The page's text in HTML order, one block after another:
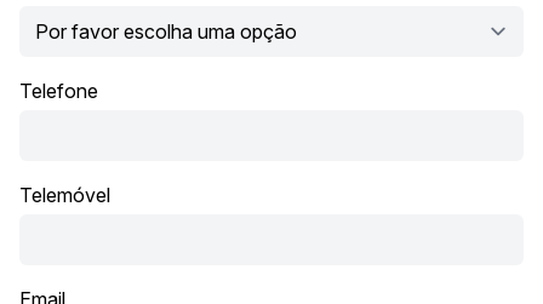
Telefone
Telemóvel
Email